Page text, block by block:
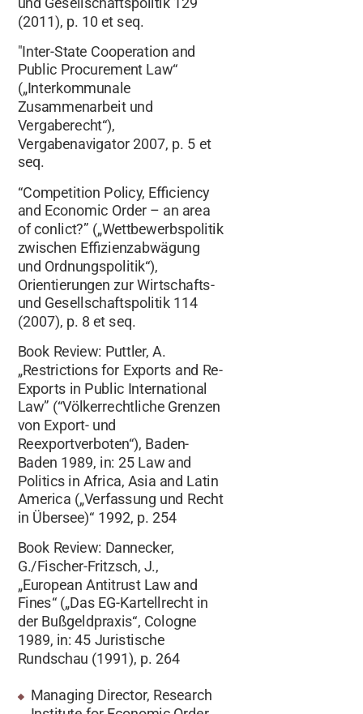
(2011), p. 10 et seq.
"Inter-State Cooperation and
Public Procurement Law“
(„Interkommunale
Zusammenarbeit und
Vergaberecht“),
Vergabenavigator 2007, p. 5 et
seq.
“Competition Policy, Efficiency
and Economic Order – an area
of conlict?” („Wettbewerbspolitik
zwischen Effizienzabwägung
und Ordnungspolitik“),
Orientierungen zur Wirtschafts-
und Gesellschaftspolitik 114
(2007), p. 8 et seq.
Book Review: Puttler, A.
„Restrictions for Exports and Re-
Exports in Public International
Law” (“Völkerrechtliche Grenzen
von Export- und
Reexportverboten“), Baden-
Baden 1989, in: 25 Law and
Politics in Africa, Asia and Latin
America („Verfassung und Recht
in Übersee)“ 1992, p. 254
Book Review: Dannecker,
G./Fischer-Fritzsch, J.,
„European Antitrust Law and
Fines“ („Das EG-Kartellrecht in
der Bußgeldpraxis“, Cologne
1989, in: 45 Juristische
Rundschau (1991), p. 264
Managing Director, Research